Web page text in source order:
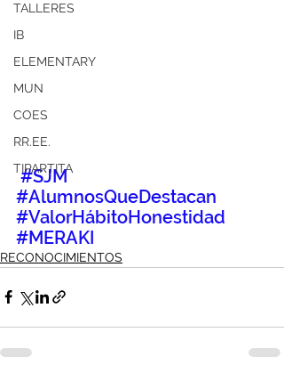
TALLERES
IB
ELEMENTARY
MUN
COES
RR.EE.
TIPARTITA
#SJM
#AlumnosQueDestacan
#ValorHábitoHonestidad
#MERAKI
RECONOCIMIENTOS